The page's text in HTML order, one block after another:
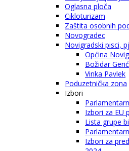
Oglasna ploča
Cikloturizam
Zaštita osobnih
Novogradec
Novigradski pisci,
Općina
Božidar Gerić
Vinka Pavlek
Poduzetnička zona
Izbori
Izbori za EU
Lista grupe
Izbori za